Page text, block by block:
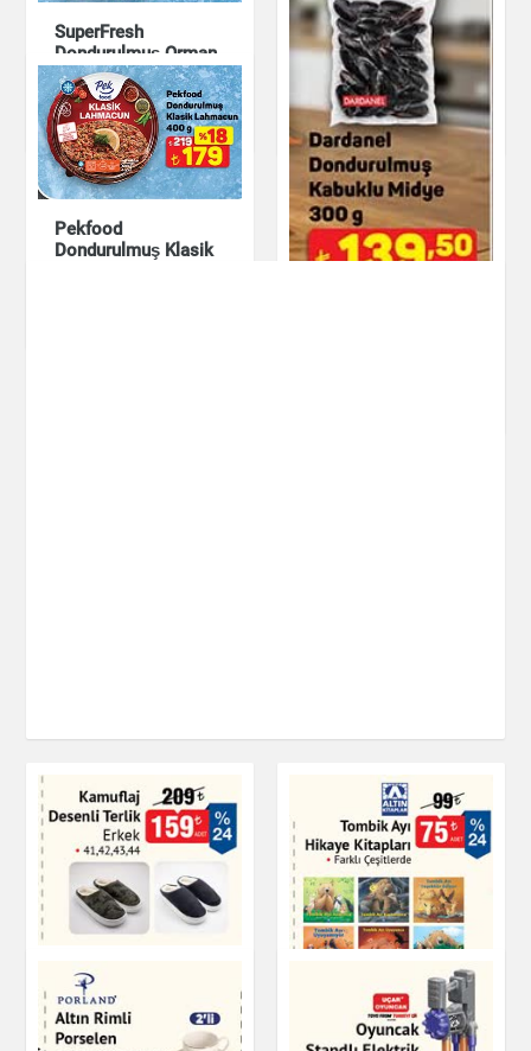
Banvit Tempura
Nugget
Dondurulmuş Ürünler
SuperFresh
Dondurulmuş Orman
Meyveleri 300 g
Dondurulmuş Ürünler
Pekfood
Dondurulmuş Klasik
Kamuflaj Desenli
Terlik Erkek
Ayakkabı
Tombik Ayı Hikaye
Kitapları